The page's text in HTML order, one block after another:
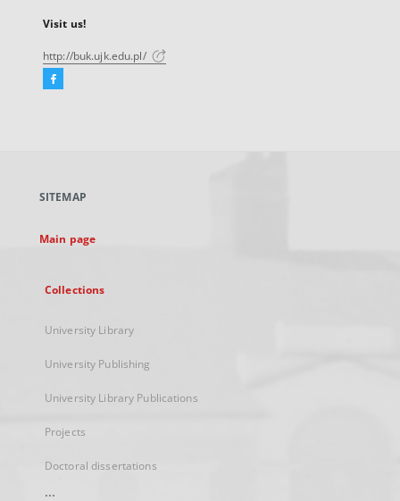
Visit us!
http://buk.ujk.edu.pl/
Facebook
new
SITEMAP
Main page
Collections
University Library
University Publishing
University Library Publications
Projects
Doctoral dissertations
...